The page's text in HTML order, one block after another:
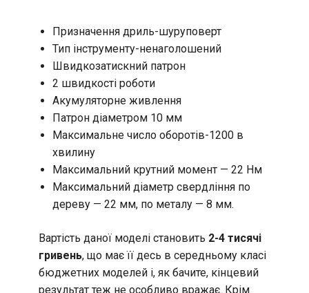
Призначення дриль-шуруповерт
Тип інструменту-ненаголошений
Швидкозатискний патрон
2 швидкості роботи
Акумуляторне живлення
Патрон діаметром 10 мм
Максимальне число оборотів-1200 в
хвилину
Максимальний крутний момент — 22 Нм
Максимальний діаметр свердління по
дереву — 22 мм, по металу — 8 мм.
Вартість даної моделі становить 2-4 тисячі
гривень, що має її десь в середньому класі
бюджетних моделей і, як бачите, кінцевий
результат теж не особливо вражає. Крім